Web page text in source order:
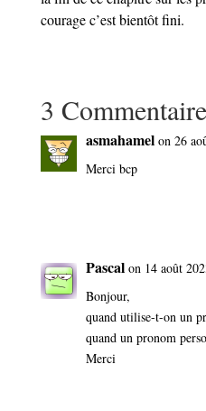
courage c’est bientôt fini.
3
asmahamel on 26
Merci bcp
Pascal on 14 août
Bonjour,
quand utilise-t-on un
quand un pronom
Merci